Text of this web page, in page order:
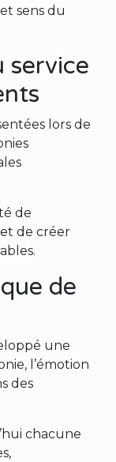
sens du
service
lors de
de
de créer
de
une
l’émotion
des
chacune